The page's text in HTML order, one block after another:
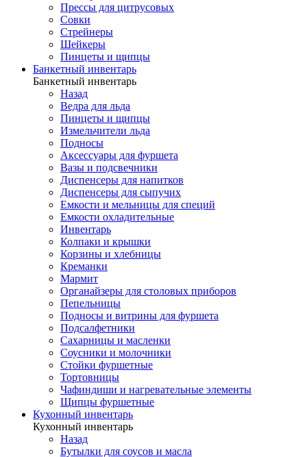
Прессы для цитрусовых
Совки
Стрейнеры
Шейкеры
Пинцеты и щипцы
Банкетный инвентарь
Банкетный инвентарь
Назад
Ведра для льда
Пинцеты и щипцы
Измельчители льда
Подносы
Аксессуары для фуршета
Вазы и подсвечники
Диспенсеры для напитков
Диспенсеры для сыпучих
Емкости и мельницы для специй
Емкости охладительные
Инвентарь
Колпаки и крышки
Корзины и хлебницы
Креманки
Мармит
Органайзеры для столовых приборов
Пепельницы
Подносы и витрины для фуршета
Подсалфетники
Сахарницы и масленки
Соусники и молочники
Стойки фуршетные
Тортовницы
Чафиндиши и нагревательные элементы
Щипцы фуршетные
Кухонный инвентарь
Кухонный инвентарь
Назад
Бутылки для соусов и масла